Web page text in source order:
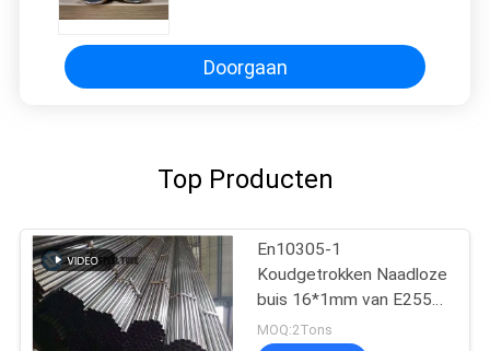
Doorgaan
Top Producten
En10305-1
Koudgetrokken Naadloze
buis 16*1mm van E255
voor Automobielindustrie
MOQ:2Tons